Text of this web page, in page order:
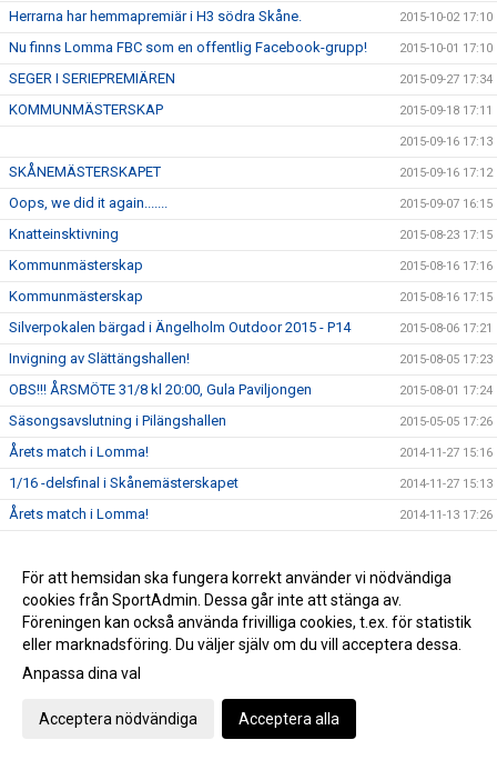
Herrarna har hemmapremiär i H3 södra Skåne. 2015-10-02 17:10
Nu finns Lomma FBC som en offentlig Facebook-grupp! 2015-10-01 17:10
SEGER I SERIEPREMIÄREN 2015-09-27 17:34
KOMMUNMÄSTERSKAP 2015-09-18 17:11
2015-09-16 17:13
SKÅNEMÄSTERSKAPET 2015-09-16 17:12
Oops, we did it again....... 2015-09-07 16:15
Knatteinsktivning 2015-08-23 17:15
Kommunmästerskap 2015-08-16 17:16
Kommunmästerskap 2015-08-16 17:15
Silverpokalen bärgad i Ängelholm Outdoor 2015 - P14 2015-08-06 17:21
Invigning av Slättängshallen! 2015-08-05 17:23
OBS!!! ÅRSMÖTE 31/8 kl 20:00, Gula Paviljongen 2015-08-01 17:24
Säsongsavslutning i Pilängshallen 2015-05-05 17:26
Årets match i Lomma! 2014-11-27 15:16
1/16 -delsfinal i Skånemästerskapet 2014-11-27 15:13
Årets match i Lomma! 2014-11-13 17:26
Premiär match! 2014-09-19 15:14
Träningsmatch för Herrarna 2014-08-11 17:37
Gå till Webbversion
För att hemsidan ska fungera korrekt använder vi nödvändiga
cookies från SportAdmin. Dessa går inte att stänga av.
Föreningen kan också använda frivilliga cookies, t.ex. för statistik
eller marknadsföring. Du väljer själv om du vill acceptera dessa.
Anpassa dina val
Acceptera nödvändiga Acceptera alla